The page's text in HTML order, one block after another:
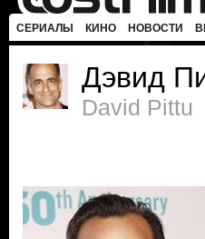
СЕРИАЛЫ КИНО НОВОСТИ
Дэвид
David Pittu